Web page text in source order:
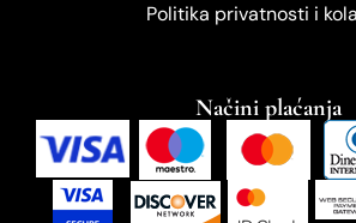
Politika privatnosti i
Načini plaćanja